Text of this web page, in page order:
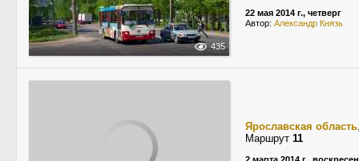
435
22 мая 2014 г., четверг
Автор: Александр Князь
Ярославская область
Маршрут 11